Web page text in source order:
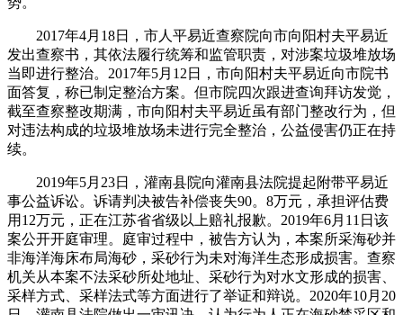
2017年4月18日，市人平易近查察院向市向阳村夫平易近
发出查察书，其依法履行统筹和监管职责，对涉案垃圾堆放场
当即进行整治。2017年5月12日，市向阳村夫平易近向市院书
面答复，称已制定整治方案。但市院四次跟进查询拜访发觉，
截至查察整改期满，市向阳村夫平易近虽有部门整改行为，但
对违法构成的垃圾堆放场未进行完全整治，公益侵害仍正在持
续。
2019年5月23日，灌南县院向灌南县法院提起附带平易近
事公益诉讼。诉请判决被告补偿丧失90。8万元，承担评估费
用12万元，正在江苏省省级以上赔礼报歉。2019年6月11日该
案公开开庭审理。庭审过程中，被告方认为，本案所采海砂并
非海洋海床布局海砂，采砂行为未对海洋生态形成损害。查察
机关从本案不法采砂所处地址、采砂行为对水文形成的损害、
采样方式、采样法式等方面进行了举证和辩说。2020年10月20